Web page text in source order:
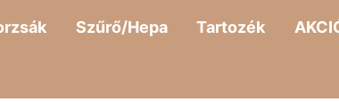
Szűrő/Hepa Tartozék